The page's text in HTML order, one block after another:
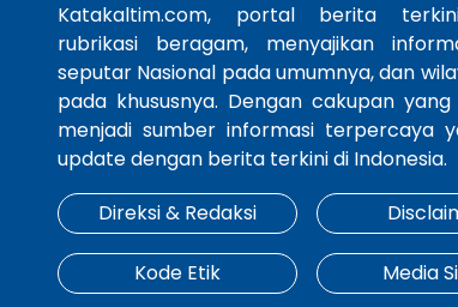
Katakaltim.com, portal berita
rubrikasi beragam, menyajikan
seputar Nasional pada umumnya, dan
pada khususnya. Dengan cakupan
menjadi sumber informasi terpercaya
update dengan berita terkini di Indonesia.
Direksi & Redaksi
Kode Etik Media